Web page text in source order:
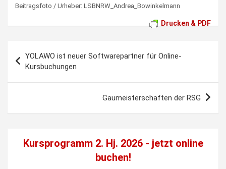
Beitragsfoto / Urheber: LSBNRW_Andrea_Bowinkelmann
Drucken & PDF
YOLAWO ist neuer Softwarepartner für Online-
Kursbuchungen
Gaumeisterschaften der RSG
Kursprogramm 2. Hj. 2026 - jetzt online
buchen!